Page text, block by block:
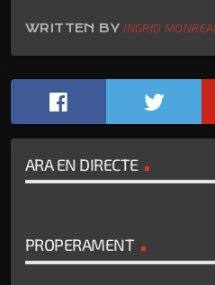
WRITTEN BYINGRID MONREAL
ARA EN DIRECTE
PROPERAMENT